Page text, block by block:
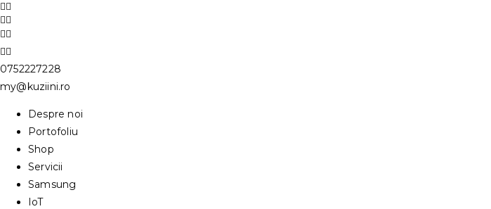
0752227228
my@kuziini.ro
Despre noi
Portofoliu
Shop
Servicii
Samsung
IoT